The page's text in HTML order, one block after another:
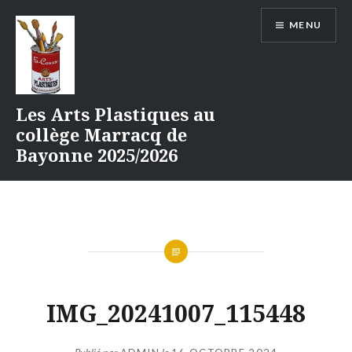
contenu
Les Arts Plastiques au
collège Marracq de
Bayonne 2025/2026
MENU
IMG_20241007_115448